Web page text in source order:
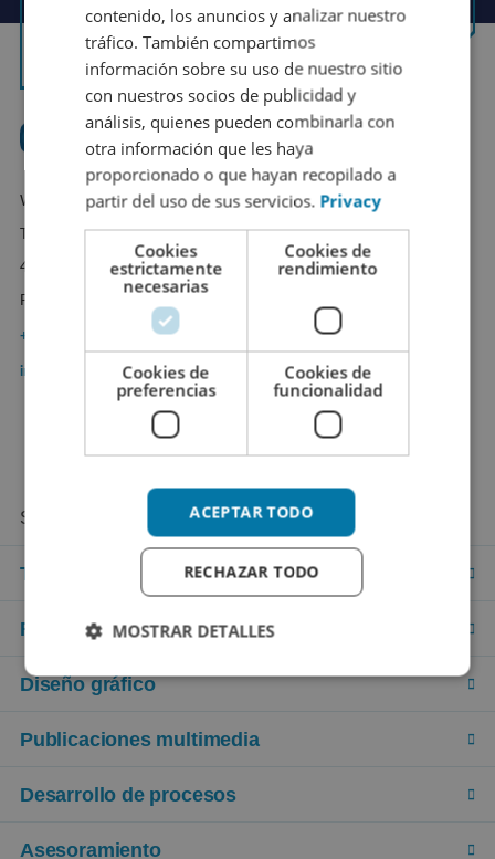
Contacte con nosotros
WK Automotive
Takkebijsters 9G
4817 BL Breda
Países Bajos
+31 (0)76- 7820800
info@wkautomotive.com
Servicios y productos
Traducción
Redacción de textos
Diseño gráfico
Publicaciones multimedia
Desarrollo de procesos
Asesoramiento
FRENCH
ENGLISH
GERMAN
CHINESE (SIMPLIFIED)
RUSSIAN
ITALIAN
KOREAN
contenido, los anuncios y analizar nuestro
tráfico. También compartimos
información sobre su uso de nuestro sitio
con nuestros socios de publicidad y
análisis, quienes pueden combinarla con
otra información que les haya
proporcionado o que hayan recopilado a
partir del uso de sus servicios. Privacy
Cookies
estrictamente
necesarias
Cookies de
rendimiento
Cookies de
preferencias
Cookies de
funcionalidad
ACEPTAR TODO
RECHAZAR TODO
MOSTRAR DETALLES